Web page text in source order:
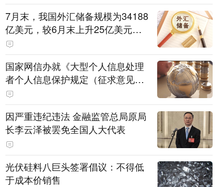
7月末，我国外汇储备规模为34188
亿美元，较6月末上升25亿美元，
升幅为0.07%
国家网信办就《大型个人信息处理
者个人信息保护规定（征求意见
稿）》公开征求意见
因严重违纪违法 金融监管总局原局
长李云泽被罢免全国人大代表
光伏硅料八巨头签署倡议：不得低
于成本价销售